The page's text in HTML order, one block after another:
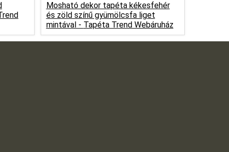
Mosható dekor tapéta kékesfehér
és zöld színű gyümölcsfa liget
mintával - Tapéta Trend Webáruház